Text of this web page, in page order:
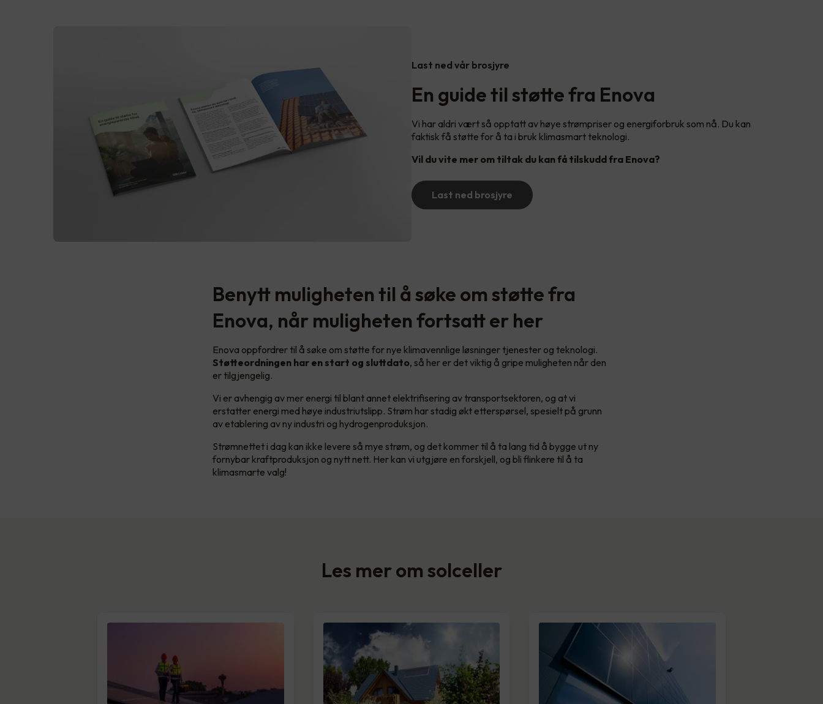
Last ned vår brosjyre
En guide til støtte fra Enova
Vi har aldri vært så opptatt av høye strømpriser og energiforbruk som nå. Du kan
faktisk få støtte for å ta i bruk klimasmart teknologi.
Vil du vite mer om tiltak du kan få tilskudd fra Enova?
Last ned brosjyre
Benytt muligheten til å søke om støtte fra
Enova, når muligheten fortsatt er her
Enova oppfordrer til å søke om støtte for nye klimavennlige løsninger tjenester og teknologi.
Støtteordningen har en start og sluttdato, så her er det viktig å gripe muligheten når den
er tilgjengelig.
Vi er avhengig av mer energi til blant annet elektrifisering av transportsektoren, og at vi
erstatter energi med høye industriutslipp. Strøm har stadig økt etterspørsel, spesielt på grunn
av etablering av ny industri og hydrogenproduksjon.
Strømnettet i dag kan ikke levere så mye strøm, og det kommer til å ta lang tid å bygge ut ny
fornybar kraftproduksjon og nytt nett. Her kan vi utgjøre en forskjell, og bli flinkere til å ta
klimasmarte valg!
Les mer om solceller